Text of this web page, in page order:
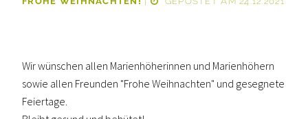
Wir wünschen allen Marienhöherinnen und Marienhöhern
sowie allen Freunden "Frohe Weihnachten" und gesegnete
Feiertage.